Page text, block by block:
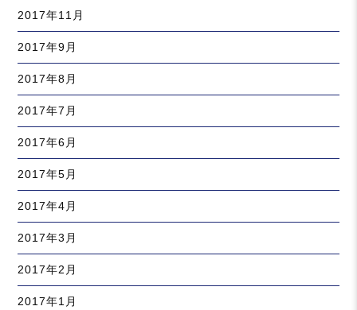
2017年11月
2017年9月
2017年8月
2017年7月
2017年6月
2017年5月
2017年4月
2017年3月
2017年2月
2017年1月